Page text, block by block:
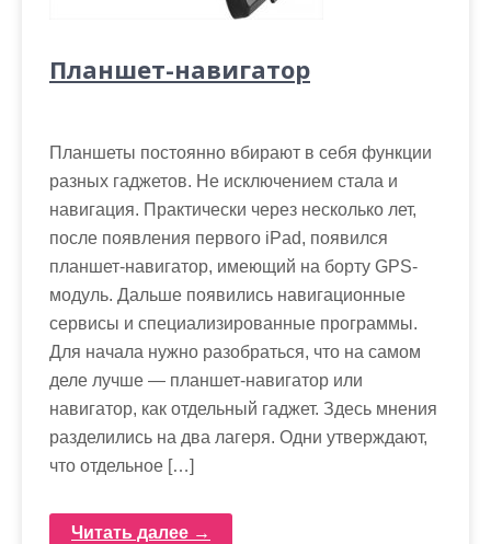
Планшет-навигатор
Планшеты постоянно вбирают в себя функции
разных гаджетов. Не исключением стала и
навигация. Практически через несколько лет,
после появления первого iPad, появился
планшет-навигатор, имеющий на борту GPS-
модуль. Дальше появились навигационные
сервисы и специализированные программы.
Для начала нужно разобраться, что на самом
деле лучше — планшет-навигатор или
навигатор, как отдельный гаджет. Здесь мнения
разделились на два лагеря. Одни утверждают,
что отдельное […]
Читать далее →